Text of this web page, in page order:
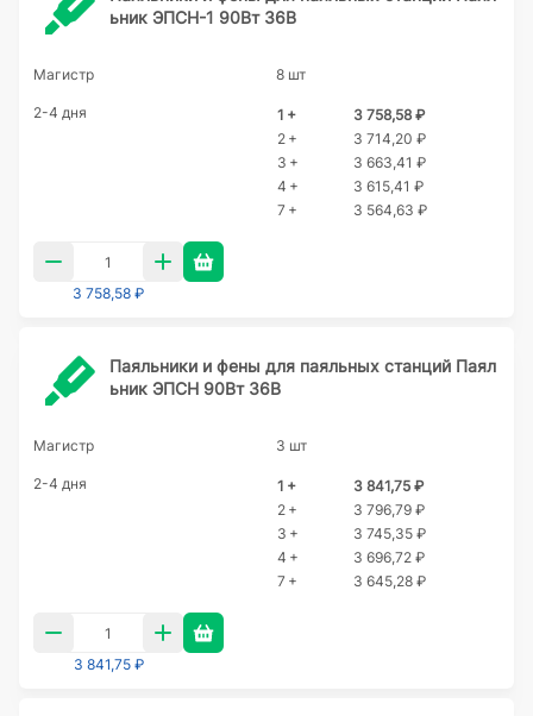
ьник ЭПСН-1 90Вт 36В
Магистр 8 шт
2-4 дня 1 +
3 758,58 ₽
2 +
3 714,20 ₽
3 +
3 663,41 ₽
4 +
3 615,41 ₽
7 +
3 564,63 ₽
3 758,58 ₽
Паяльники и фены для паяльных станций Паял
ьник ЭПСН 90Вт 36В
Магистр 3 шт
2-4 дня 1 +
3 841,75 ₽
2 +
3 796,79 ₽
3 +
3 745,35 ₽
4 +
3 696,72 ₽
7 +
3 645,28 ₽
3 841,75 ₽